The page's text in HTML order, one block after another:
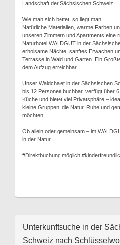
Landschaft der Sächsischen Schweiz.
Wie man sich bettet, so liegt man.
Natürliche Materialien, warme Farben
unseren Zimmern und Apartments eine
Naturhotel WALDGUT in der
erholsame Nächte, sanftes Erwachen
Terrasse in Wald und Garten. Ein
dem Aufzug erreichbar.
Unser Waldchalet in der Sächsischen
bis 12 Personen buchbar, verfügt über
Küche und bietet viel Privatsphäre –
kleine Gruppen, die Natur, Ruhe und
möchten.
Ob allein oder gemeinsam – im
in der Natur.
#Direktbuchung möglich
Unterkunftsuche in der
Schweiz nach